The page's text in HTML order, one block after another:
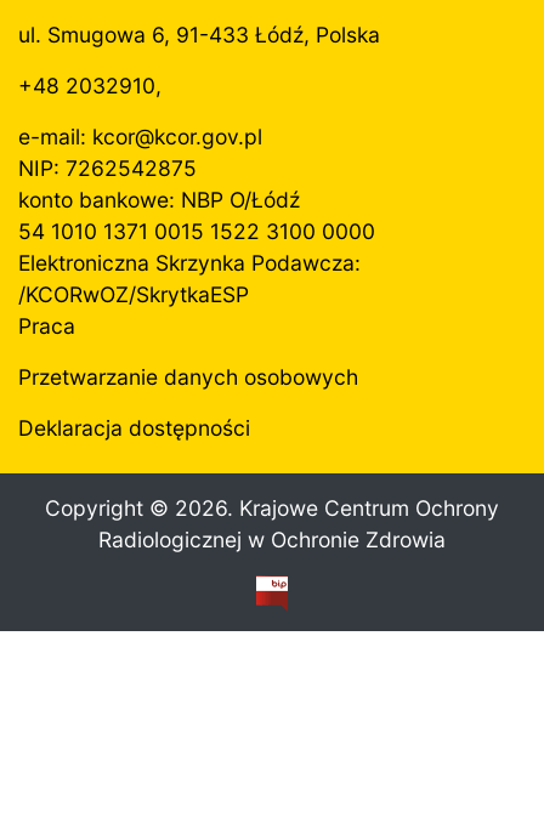
ul. Smugowa 6, 91-433 Łódź, Polska
+48 2032910,
e-mail: kcor@kcor.gov.pl
NIP: 7262542875
konto bankowe: NBP O/Łódź
54 1010 1371 0015 1522 3100 0000
Elektroniczna Skrzynka Podawcza:
/KCORwOZ/SkrytkaESP
Praca
Przetwarzanie danych osobowych
Deklaracja dostępności
Copyright © 2026. Krajowe Centrum Ochrony
Radiologicznej w Ochronie Zdrowia